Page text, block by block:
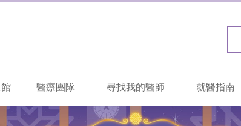
醫療團隊 尋找我的醫師 就醫指南